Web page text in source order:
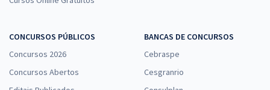
CONCURSOS PÚBLICOS
Concursos 2026
Concursos Abertos
BANCAS DE CONCURSOS
Cebraspe
Cesgranrio